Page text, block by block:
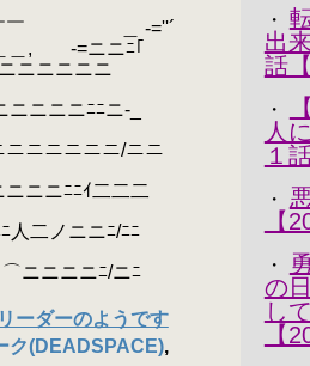
ﾆ｢
ニ
ニ-_
ニニ
二二
ﾆ/ﾆﾆ
/ニﾆ
ーダーのようです
ク(DEADSPACE),
・
出
話
・
人
１
・
【
・
の
し
【